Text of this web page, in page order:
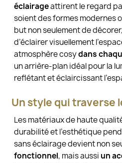
éclairageattirent le regard
soient des formes modernes
but non seulement de
d’éclairer visuellement
atmosphère cosydans
un arrière-plan idéal pour la
reflétant et éclaircissant
Un style qui traverse
Les matériaux de haute
durabilité et l’esthétique
sans éclairage devient non
fonctionnel, mais aussi un